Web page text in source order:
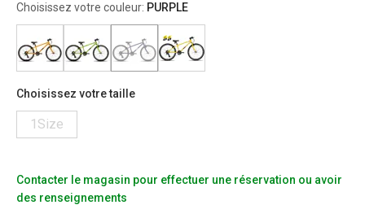
Choisissez votre couleur: PURPLE
Choisissez votre taille
1Size
Contacter le magasin pour effectuer une réservation ou avoir
des renseignements